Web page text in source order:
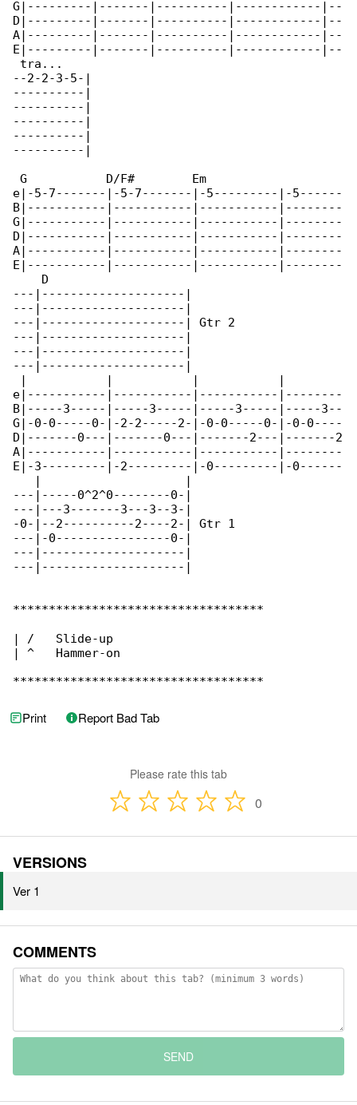
G|---------|-------|----------|------------|--
D|---------|-------|----------|------------|--
A|---------|-------|----------|------------|--
E|---------|-------|----------|------------|--
tra...
--2-2-3-5-|
----------|
----------|
----------|
----------|
----------|
G           D/F#        Em
e|-5-7-------|-5-7-------|-5---------|-5------
B|-----------|-----------|-----------|--------
G|-----------|-----------|-----------|--------
D|-----------|-----------|-----------|--------
A|-----------|-----------|-----------|--------
E|-----------|-----------|-----------|--------
    D
---|--------------------|
---|--------------------|
---|--------------------| Gtr 2
---|--------------------|
---|--------------------|
---|--------------------|
|           |           |           |
e|-----------|-----------|-----------|--------
B|-----3-----|-----3-----|-----3-----|-----3--
G|-0-0-----0-|-2-2-----2-|-0-0-----0-|-0-0----
D|-------0---|-------0---|-------2---|-------2
A|-----------|-----------|-----------|--------
E|-3---------|-2---------|-0---------|-0------
   |                    |
---|-----0^2^0--------0-|
---|---3-------3---3--3-|
-0-|--2----------2----2-| Gtr 1
---|-0----------------0-|
---|--------------------|
---|--------------------|
***********************************
| /   Slide-up
| ^   Hammer-on
***********************************
Print Report Bad Tab
Please rate this tab
0
VERSIONS
Ver 1
COMMENTS
SEND